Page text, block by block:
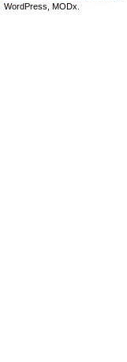
WordPress, MODx.